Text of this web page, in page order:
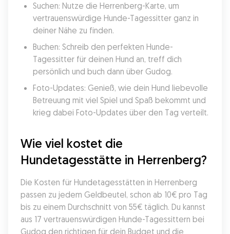
Suchen: Nutze die Herrenberg-Karte, um
vertrauenswürdige Hunde-Tagessitter ganz in
deiner Nähe zu finden.
Buchen: Schreib den perfekten Hunde-
Tagessitter für deinen Hund an, treff dich
persönlich und buch dann über Gudog.
Foto-Updates: Genieß, wie dein Hund liebevolle
Betreuung mit viel Spiel und Spaß bekommt und
krieg dabei Foto-Updates über den Tag verteilt.
Wie viel kostet die
Hundetagesstätte in Herrenberg?
Die Kosten für Hundetagesstätten in Herrenberg
passen zu jedem Geldbeutel, schon ab 10€ pro Tag
bis zu einem Durchschnitt von 55€ täglich. Du kannst
aus 17 vertrauenswürdigen Hunde-Tagessittern bei
Gudog den richtigen für dein Budget und die